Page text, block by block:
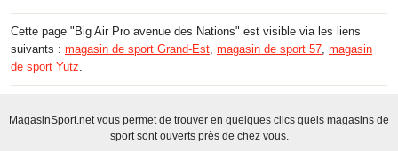
Cette page "Big Air Pro avenue des Nations" est visible via les liens
suivants : magasin de sport Grand-Est magasin de sport 57 magasin
de sport Yutz
MagasinSport.net vous permet de trouver en quelques clics quels magasins de
sport sont ouverts près de chez vous.